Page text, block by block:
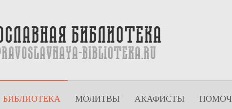
БИБЛИОТЕКА МОЛИТВЫ АКАФИСТЫ